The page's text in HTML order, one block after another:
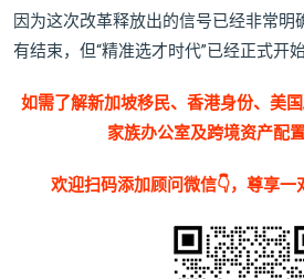
因为这次改革释放出的信号已经非常明
有结束，但“精准选才时代”已经正式开始
如需了解新加坡移民、香港身份、美
家族办公室及跨境资产配
欢迎扫码添加顾问微信👇，尊享一